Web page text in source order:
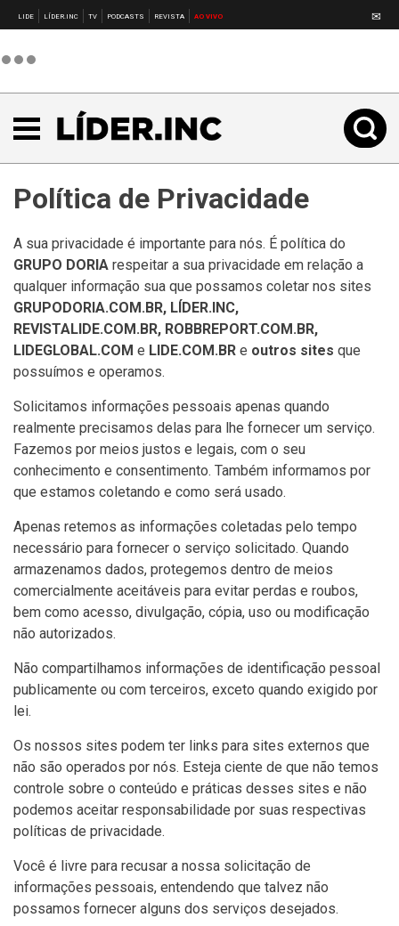
LIDE LÍDER.INC TV PODCASTS REVISTA AO VIVO ✉
Política de Privacidade
A sua privacidade é importante para nós. É política do
GRUPO DORIA respeitar a sua privacidade em relação a
qualquer informação sua que possamos coletar nos sites
GRUPODORIA.COM.BR, LÍDER.INC,
REVISTALIDE.COM.BR, ROBBREPORT.COM.BR,
LIDEGLOBAL.COM e LIDE.COM.BR e outros sites que
possuímos e operamos.
Solicitamos informações pessoais apenas quando
realmente precisamos delas para lhe fornecer um serviço.
Fazemos por meios justos e legais, com o seu
conhecimento e consentimento. Também informamos por
que estamos coletando e como será usado.
Apenas retemos as informações coletadas pelo tempo
necessário para fornecer o serviço solicitado. Quando
armazenamos dados, protegemos dentro de meios
comercialmente aceitáveis para evitar perdas e roubos,
bem como acesso, divulgação, cópia, uso ou modificação
não autorizados.
Não compartilhamos informações de identificação pessoal
publicamente ou com terceiros, exceto quando exigido por
lei.
Os nossos sites podem ter links para sites externos que
não são operados por nós. Esteja ciente de que não temos
controle sobre o conteúdo e práticas desses sites e não
podemos aceitar responsabilidade por suas respectivas
políticas de privacidade.
Você é livre para recusar a nossa solicitação de
informações pessoais, entendendo que talvez não
possamos fornecer alguns dos serviços desejados.